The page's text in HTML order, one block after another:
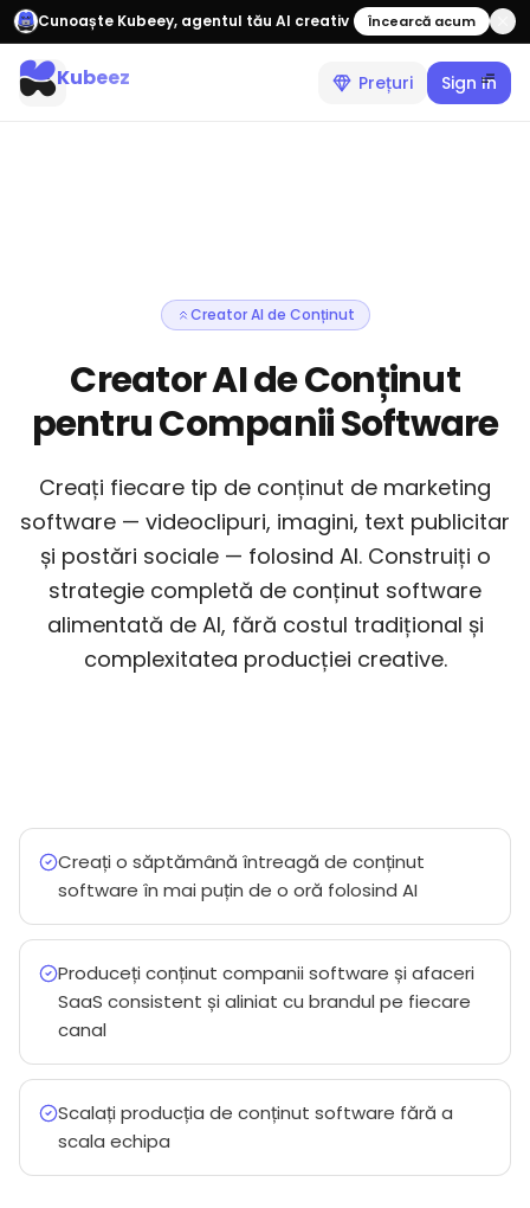
Cunoaște Kubeey, agentul tău AI creativ Încearcă acum
Prețuri Sign In
Kubeez
Creator AI de Conținut
Creator AI de Conținut
pentru Companii Software
Creați fiecare tip de conținut de marketing
software — videoclipuri, imagini, text publicitar
și postări sociale — folosind AI. Construiți o
strategie completă de conținut software
alimentată de AI, fără costul tradițional și
complexitatea producției creative.
Creați o săptămână întreagă de conținut
software în mai puțin de o oră folosind AI
Produceți conținut companii software și afaceri
SaaS consistent și aliniat cu brandul pe fiecare
canal
Scalați producția de conținut software fără a
scala echipa